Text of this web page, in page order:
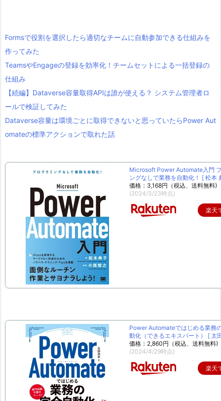
Formsで役割を選択したら適切なチームに自動参加できる仕組みを
作ってみた
TeamsやEngageの登録を効率化！チームセットによる一括登録の
仕組み
【続編】Dataverse容量取得APIは誰が使える？ システム管理者ロ
ールで検証してみた
Dataverse容量は環境ごとに取得できないと思っていたらPower Aut
omateの標準アクションで取れた話
Microsoft Power Automate入門
ングなしで業務を自動化！ [ 松本
価格：3,168円（税込、送料無料)
(2024/3/23時点)
楽天
Power Automateではじめる業務
動化（できるエキスパート） [ 太
価格：2,860円（税込、送料無料)
(2024/4/29時点)
楽天